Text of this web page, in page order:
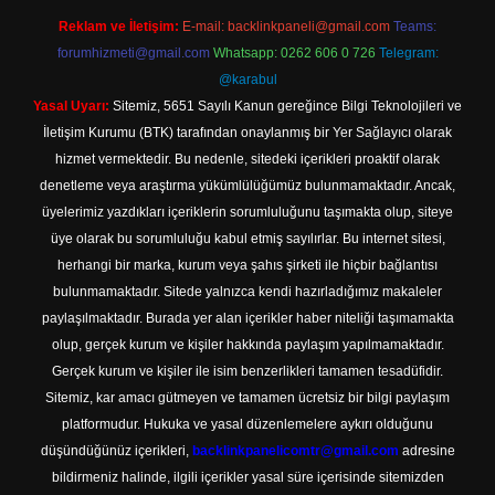
Reklam ve İletişim: E-mail: backlinkpaneli@gmail.com Teams:
forumhizmeti@gmail.com Whatsapp: 0262 606 0 726 Telegram:
@karabul
Yasal Uyarı: Sitemiz, 5651 Sayılı Kanun gereğince Bilgi Teknolojileri ve
İletişim Kurumu (BTK) tarafından onaylanmış bir Yer Sağlayıcı olarak
hizmet vermektedir. Bu nedenle, sitedeki içerikleri proaktif olarak
denetleme veya araştırma yükümlülüğümüz bulunmamaktadır. Ancak,
üyelerimiz yazdıkları içeriklerin sorumluluğunu taşımakta olup, siteye
üye olarak bu sorumluluğu kabul etmiş sayılırlar. Bu internet sitesi,
herhangi bir marka, kurum veya şahıs şirketi ile hiçbir bağlantısı
bulunmamaktadır. Sitede yalnızca kendi hazırladığımız makaleler
paylaşılmaktadır. Burada yer alan içerikler haber niteliği taşımamakta
olup, gerçek kurum ve kişiler hakkında paylaşım yapılmamaktadır.
Gerçek kurum ve kişiler ile isim benzerlikleri tamamen tesadüfidir.
Sitemiz, kar amacı gütmeyen ve tamamen ücretsiz bir bilgi paylaşım
platformudur. Hukuka ve yasal düzenlemelere aykırı olduğunu
düşündüğünüz içerikleri, backlinkpanelicomtr@gmail.com adresine
bildirmeniz halinde, ilgili içerikler yasal süre içerisinde sitemizden